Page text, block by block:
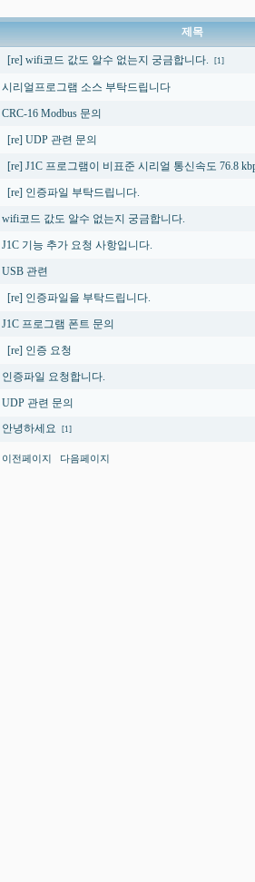
제목
[re] wifi코드 값도 알수 없는지 궁금합니다. [1]
시리얼프로그램 소스 부탁드립니다
CRC-16 Modbus 문의
[re] UDP 관련 문의
[re] J1C 프로그램이 비표준 시리얼 통신속도 76.8
[re] 인증파일 부탁드립니다.
wifi코드 값도 알수 없는지 궁금합니다.
J1C 기능 추가 요청 사항입니다.
USB 관련
[re] 인증파일을 부탁드립니다.
J1C 프로그램 폰트 문의
[re] 인증 요청
인증파일 요청합니다.
UDP 관련 문의
안녕하세요 [1]
이전페이지 다음페이지